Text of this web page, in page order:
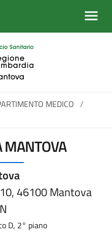
MEDICO /
MANTOVA
46100 Mantova
D, 2° piano